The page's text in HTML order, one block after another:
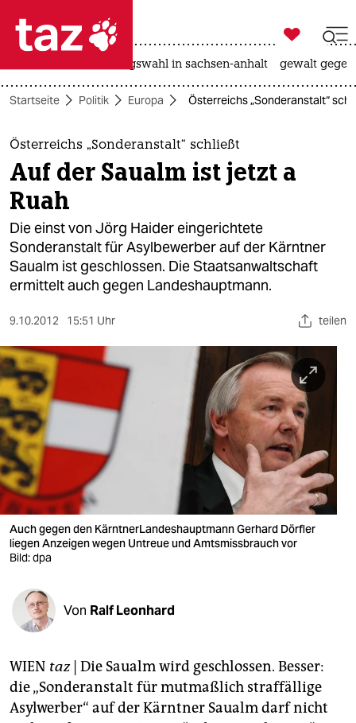
 taz zahl ich
taz zahl ich
themen
politik
öko
gesellschaft
kultur
sport
berlin
nord
wahrheit
verlag
verlag
veranstaltungen
shop
fragen & hilfe
unterstützen
genossenschaft
epaper login

taz zahl ich
landtagswahl in sachsen-anhalt gewalt
Startseite Politik Europa Österreichs „Sonderanstalt“
Österreichs „Sonderanstalt“ schließt
Auf der Saualm ist jetzt a
Ruah
Die einst von Jörg Haider eingerichtete
Sonderanstalt für Asylbewerber auf der Kärntner
Saualm ist geschlossen. Die Staatsanwaltschaft
ermittelt auch gegen Landeshauptmann.
9.10.2012 15:51 Uhr teilen
Auch gegen den KärntnerLandeshauptmann Gerhard Dörfler
liegen Anzeigen wegen Untreue und Amtsmissbrauch vor
Bild: dpa
Von Ralf Leonhard
WIEN taz| Die Saualm wird geschlossen. Besser:
die „Sonderanstalt für mutmaßlich straffällige
Asylwerber“ auf der Kärntner Saualm darf nicht